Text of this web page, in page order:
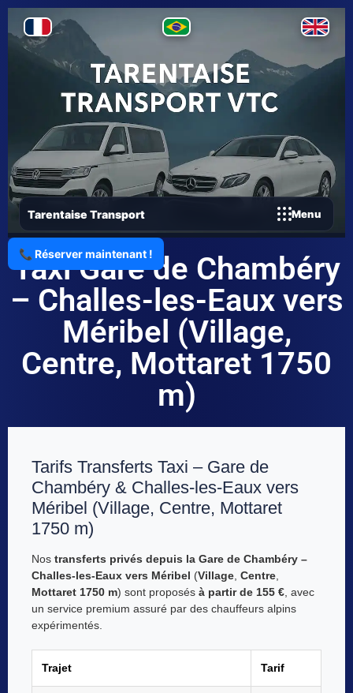
📞 Réserver maintenant !
Tarentaise Transport Menu
Taxi Gare de Chambéry
– Challes-les-Eaux vers
Méribel (Village,
Centre, Mottaret 1750
m)
Tarifs Transferts Taxi – Gare de
Chambéry & Challes-les-Eaux vers
Méribel (Village, Centre, Mottaret
1750 m)
Nos transferts privés depuis la Gare de Chambéry –
Challes-les-Eaux vers Méribel (Village, Centre,
Mottaret 1750 m) sont proposés à partir de 155 €, avec
un service premium assuré par des chauffeurs alpins
expérimentés.
Trajet Tarif